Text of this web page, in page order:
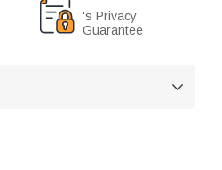
's Privacy
Guarantee
